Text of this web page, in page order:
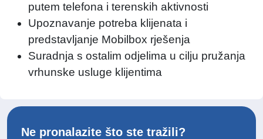
Ne pronalazite što ste tražili?
putem telefona i terenskih aktivnosti
Upoznavanje potreba klijenata i
predstavljanje Mobilbox rješenja
Suradnja s ostalim odjelima u cilju pružanja
vrhunske usluge klijentima